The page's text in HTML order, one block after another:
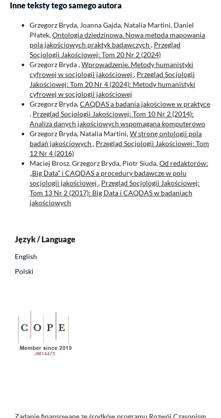
Inne teksty tego samego autora
Grzegorz Bryda, Joanna Gajda, Natalia Martini, Daniel
Płatek,Ontologia dziedzinowa. Nowa metoda mapowania
pola jakościowych praktyk badawczych , Przegląd
Socjologii Jakościowej: Tom 20 Nr 2 (2024)
Grzegorz Bryda ,Wprowadzenie. Metody humanistyki
cyfrowej w socjologii jakościowej , Przegląd Socjologii
Jakościowej: Tom 20 Nr 4 (2024): Metody humanistyki
cyfrowej w socjologii jakościowej
Grzegorz Bryda,CAQDAS a badania jakościowe w praktyce
, Przegląd Socjologii Jakościowej: Tom 10 Nr 2 (2014):
Analiza danych jakościowych wspomagana komputerowo
Grzegorz Bryda, Natalia Martini,W stronę ontologii pola
badań jakościowych , Przegląd Socjologii Jakościowej: Tom
12 Nr 4 (2016)
Maciej Brosz, Grzegorz Bryda, Piotr Siuda,Od redaktorów:
„Big Data” i CAQDAS a procedury badawcze w polu
socjologii jakościowej , Przegląd Socjologii Jakościowej:
Tom 13 Nr 2 (2017): Big Data i CAQDAS w badaniach
jakościowych
Język / Language
English
Polski
Zadanie finansowane ze środków programu Rozwój Czasopism